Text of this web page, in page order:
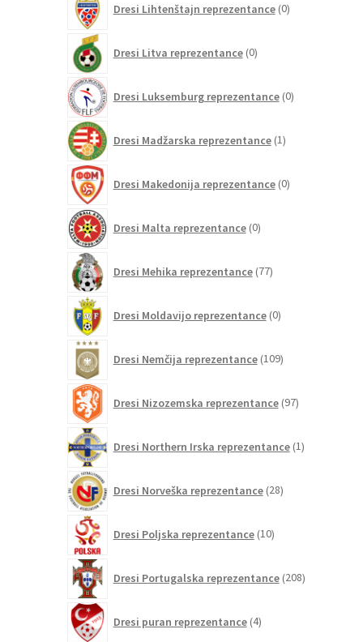
Dresi Lihtenštajn reprezentance 0izdelkov
Dresi Litva reprezentance 0izdelkov
Dresi Luksemburg reprezentance 0izdelkov
Dresi Madžarska reprezentance 1izdelek
Dresi Makedonija reprezentance 0izdelkov
Dresi Malta reprezentance 0izdelkov
Dresi Mehika reprezentance 77izdelkov
Dresi Moldavijo reprezentance 0izdelkov
Dresi Nemčija reprezentance 109izdelkov
Dresi Nizozemska reprezentance 97izdelkov
Dresi Northern Irska reprezentance 1izdelek
Dresi Norveška reprezentance 28izdelkov
Dresi Poljska reprezentance 10izdelkov
Dresi Portugalska reprezentance 208izdelkov
Dresi puran reprezentance 4izdelki